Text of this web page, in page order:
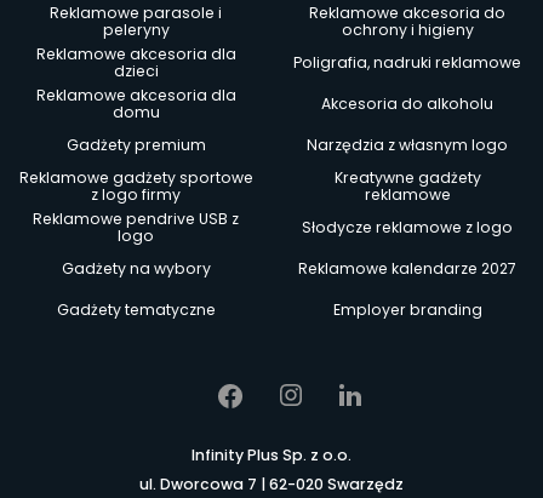
Reklamowe parasole i
peleryny
Reklamowe akcesoria do
ochrony i higieny
Reklamowe akcesoria dla
dzieci
Poligrafia, nadruki reklamowe
Reklamowe akcesoria dla
domu
Akcesoria do alkoholu
Gadżety premium
Narzędzia z własnym logo
Reklamowe gadżety sportowe
z logo firmy
Kreatywne gadżety
reklamowe
Reklamowe pendrive USB z
logo
Słodycze reklamowe z logo
Gadżety na wybory
Reklamowe kalendarze 2027
Gadżety tematyczne
Employer branding
Infinity Plus Sp. z o.o.
ul. Dworcowa 7 | 62-020 Swarzędz